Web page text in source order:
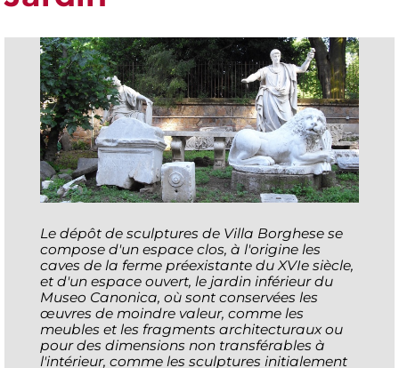
Le dépôt de sculptures de Villa Borghese se
compose d'un espace clos, à l'origine les
caves de la ferme préexistante du XVIe siècle,
et d'un espace ouvert, le jardin inférieur du
Museo Canonica, où sont conservées les
œuvres de moindre valeur, comme les
meubles et les fragments architecturaux ou
pour des dimensions non transférables à
l'intérieur, comme les sculptures initialement